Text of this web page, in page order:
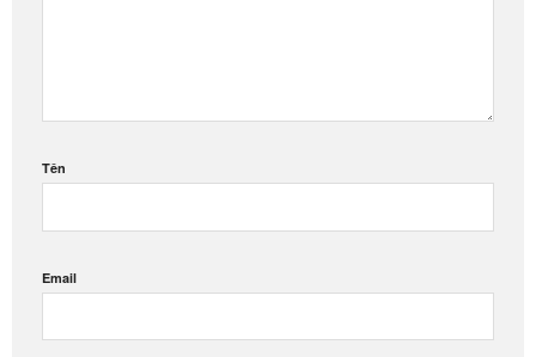
Tên
Email